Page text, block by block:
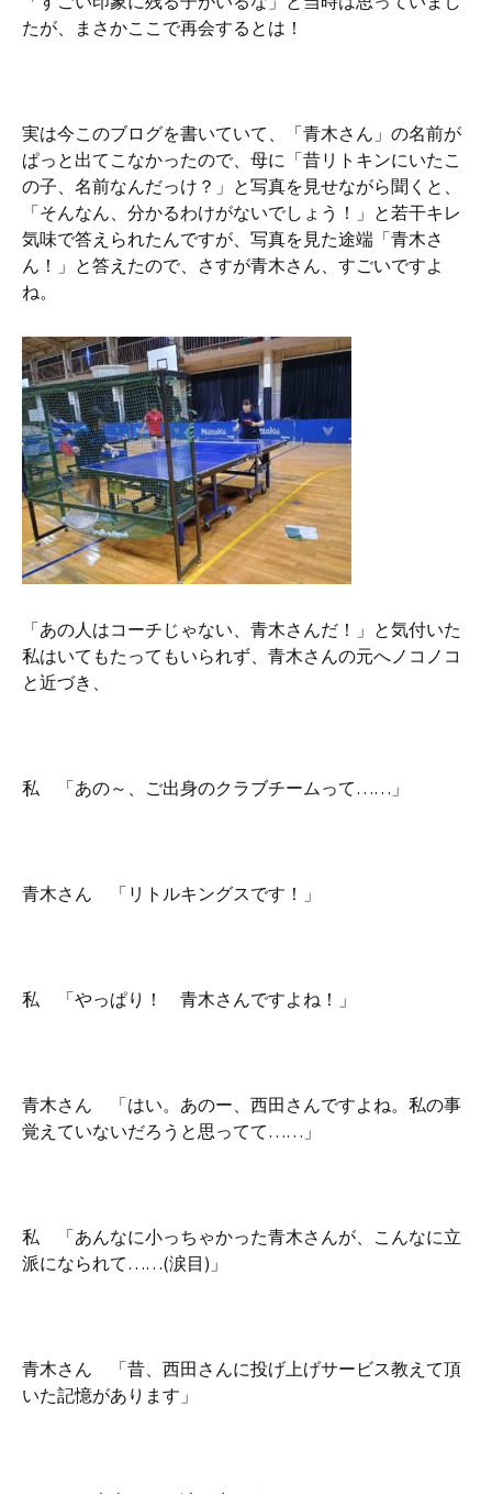
たが、まさかここで再会するとは！
実は今このブログを書いていて、「青木さん」の名前が
ぱっと出てこなかったので、母に「昔リトキンにいたこ
の子、名前なんだっけ？」と写真を見せながら聞くと、
「そんなん、分かるわけがないでしょう！」と若干キレ
気味で答えられたんですが、写真を見た途端「青木さ
ん！」と答えたので、さすが青木さん、すごいですよ
ね。
「あの人はコーチじゃない、青木さんだ！」と気付いた
私はいてもたってもいられず、青木さんの元へノコノコ
と近づき、
私 「あの～、ご出身のクラブチームって……」
青木さん 「リトルキングスです！」
私 「やっぱり！ 青木さんですよね！」
青木さん 「はい。あのー、西田さんですよね。私の事
覚えていないだろうと思ってて……」
私 「あんなに小っちゃかった青木さんが、こんなに立
派になられて……(涙目)」
青木さん 「昔、西田さんに投げ上げサービス教えて頂
いた記憶があります」